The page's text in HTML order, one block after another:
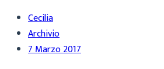
Cecilia
Archivio
7 Marzo 2017